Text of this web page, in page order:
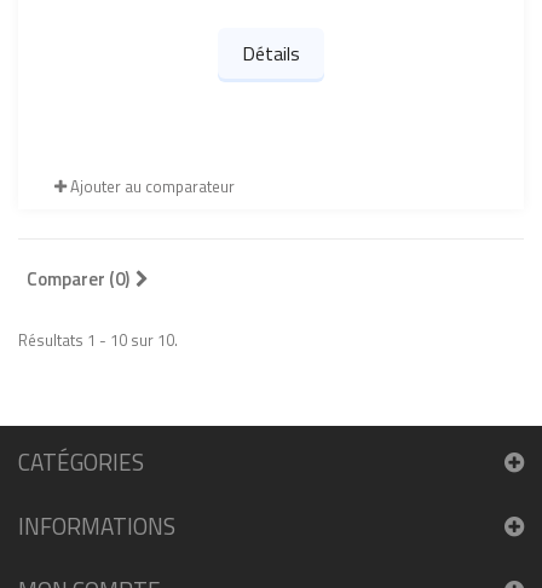
Détails
Ajouter au comparateur
Comparer (0)
Résultats 1 - 10 sur 10.
CATÉGORIES
INFORMATIONS